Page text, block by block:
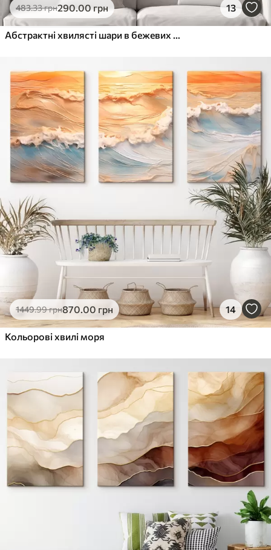
483.33грн290.00 грн 13
Абстрактні хвилясті шари в бежевих тонах у стилі мінімалізму
1449.99грн870.00 грн 14
Кольорові хвилі моря